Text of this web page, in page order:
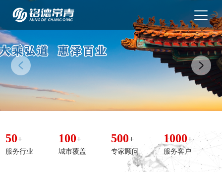
50+
服务行业
100+
城市覆盖
500+
专家顾问
1000+
服务客户